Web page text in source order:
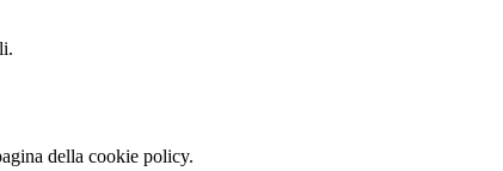
della cookie policy.